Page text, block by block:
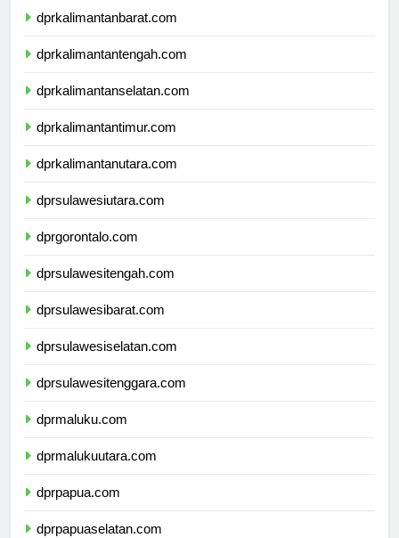
dprkalimantanbarat.com
dprkalimantantengah.com
dprkalimantanselatan.com
dprkalimantantimur.com
dprkalimantanutara.com
dprsulawesiutara.com
dprgorontalo.com
dprsulawesitengah.com
dprsulawesibarat.com
dprsulawesiselatan.com
dprsulawesitenggara.com
dprmaluku.com
dprmalukuutara.com
dprpapua.com
dprpapuaselatan.com